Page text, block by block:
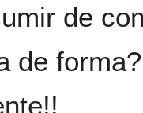
de
de